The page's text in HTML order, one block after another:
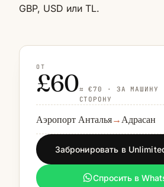
GBP, USD или TL.
ОТ
£60≈ €70 · ЗА МАШИНУ
СТОРОНУ
Аэропорт Анталья→ Адрасан
Забронировать в
Спросить в